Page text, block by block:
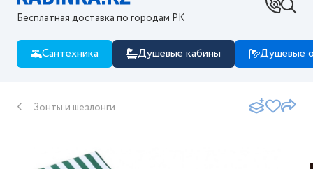
Бесплатная доставка по городам РК
Сантехника Душевые кабины Душевые
Зонты и шезлонги